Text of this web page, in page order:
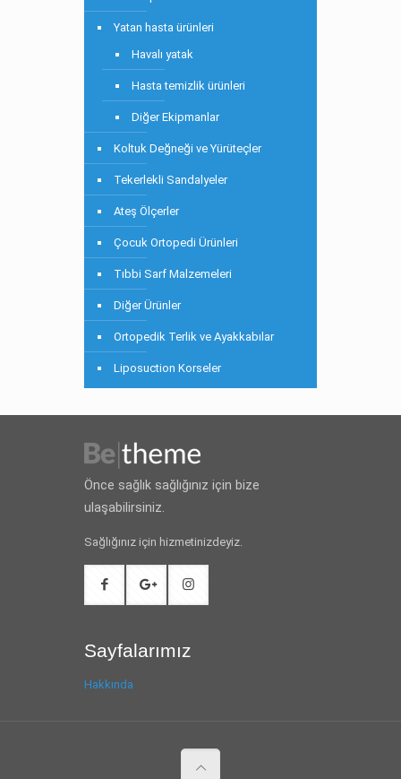
Yatan hasta ürünleri
Havalı yatak
Hasta temizlik ürünleri
Diğer Ekipmanlar
Koltuk Değneği ve Yürüteçler
Tekerlekli Sandalyeler
Ateş Ölçerler
Çocuk Ortopedi Ürünleri
Tıbbi Sarf Malzemeleri
Diğer Ürünler
Ortopedik Terlik ve Ayakkabılar
Liposuction Korseler
Önce sağlık sağlığınız için bize
ulaşabilirsiniz.
Sağlığınız için hizmetinizdeyiz.
Sayfalarımız
Hakkında